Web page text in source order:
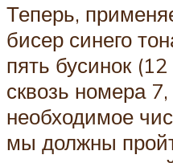
Теперь,
бисер синего
пять бусинок
сквозь номера
необходимое
мы должны